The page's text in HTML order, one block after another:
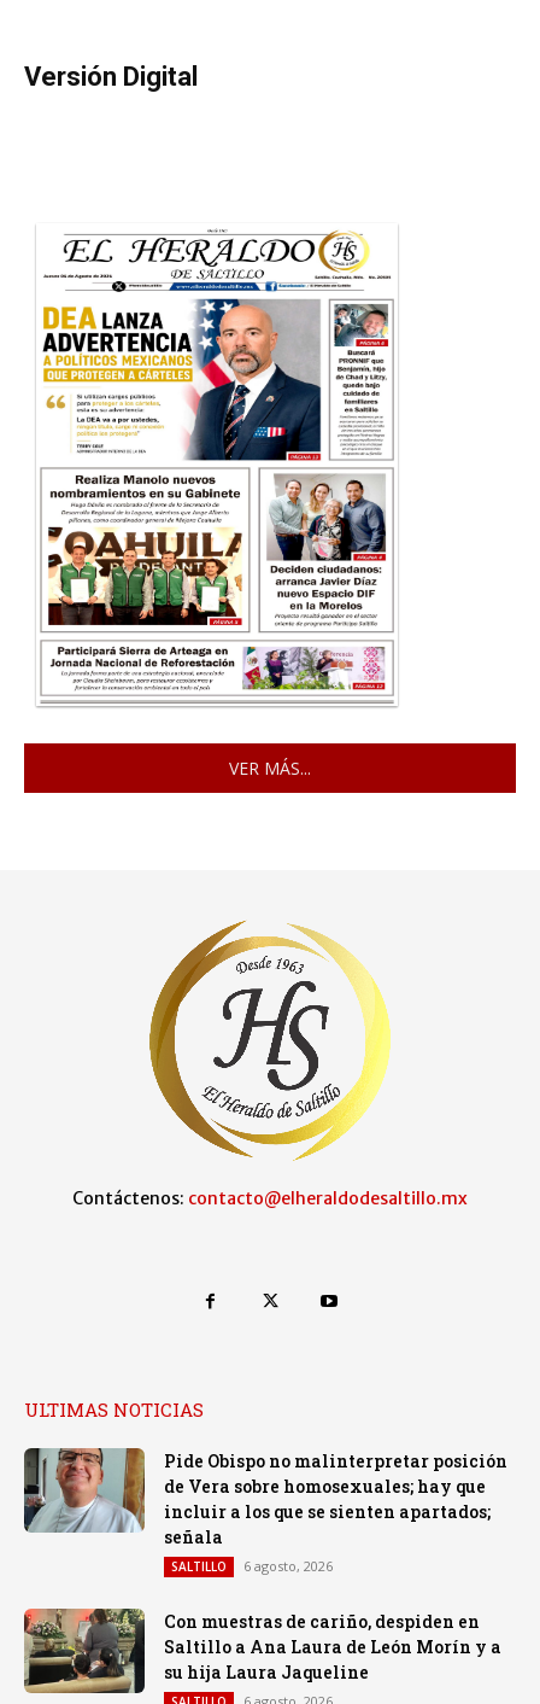
Versión Digital
VER MÁS...
Contáctenos: contacto@elheraldodesaltillo.mx
ULTIMAS NOTICIAS
Pide Obispo no malinterpretar posición
de Vera sobre homosexuales; hay que
incluir a los que se sienten apartados;
señala
SALTILLO 6 agosto, 2026
Con muestras de cariño, despiden en
Saltillo a Ana Laura de León Morín y a
su hija Laura Jaqueline